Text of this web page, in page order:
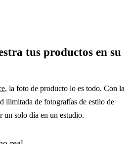
tus productos en su
, la foto de producto lo es todo. Con la
ilimitada de fotografías de estilo de
un solo día en un estudio.